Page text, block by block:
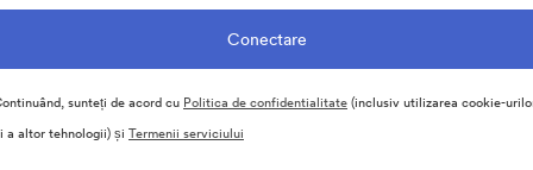
sunteți de acord cu Politica de confidentialitate(inclusiv utilizarea cookie-
a altor tehnologii) și Termenii serviciului